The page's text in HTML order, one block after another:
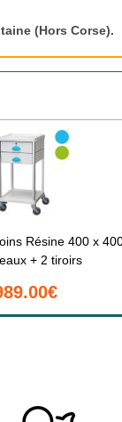
(Hors Corse).
Résine 400 x
+ 2 tiroirs